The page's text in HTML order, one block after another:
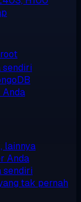
sendiri
Anda
lainnya
Anda
sendiri
tak pernah